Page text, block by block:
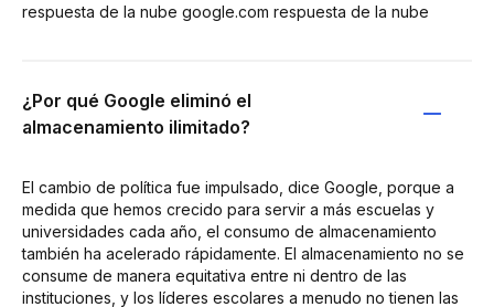
respuesta de la nube google.com respuesta de la nube
¿Por qué Google eliminó el
almacenamiento ilimitado?
El cambio de política fue impulsado, dice Google, porque a
medida que hemos crecido para servir a más escuelas y
universidades cada año, el consumo de almacenamiento
también ha acelerado rápidamente. El almacenamiento no se
consume de manera equitativa entre ni dentro de las
instituciones, y los líderes escolares a menudo no tienen las